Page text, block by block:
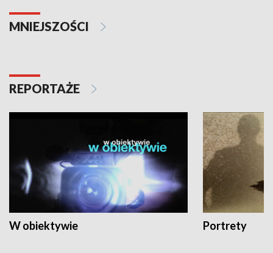
MNIEJSZOŚCI
REPORTAŻE
W obiektywie Portrety